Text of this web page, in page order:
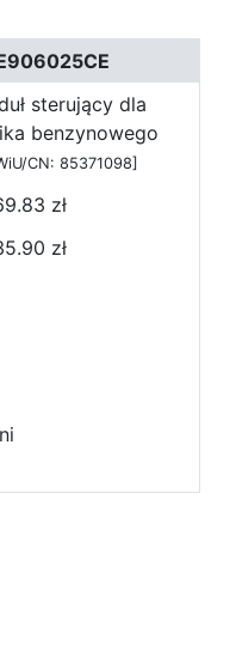
sterujący dla
benzynowego
CN: 85371098]
zł
zł